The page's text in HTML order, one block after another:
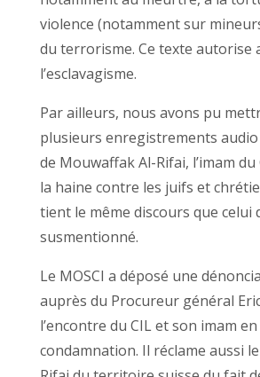
violence (notamment sur
du terrorisme. Ce texte autorise
l’esclavagisme.
Par ailleurs, nous avons pu
plusieurs enregistrements audio
de Mouwaffak Al-Rifai, l’imam
la haine contre les juifs et
tient le même discours que celui
susmentionné.
Le MOSCI a déposé une
auprès du Procureur général
l’encontre du CIL et son imam
condamnation. Il réclame aussi le